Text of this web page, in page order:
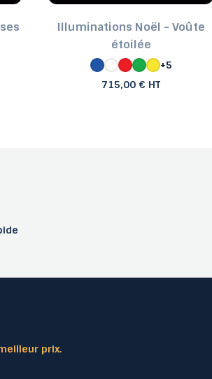
Illuminations Noël - Voûte
étoilée
+5
715,00 € HT
prix.